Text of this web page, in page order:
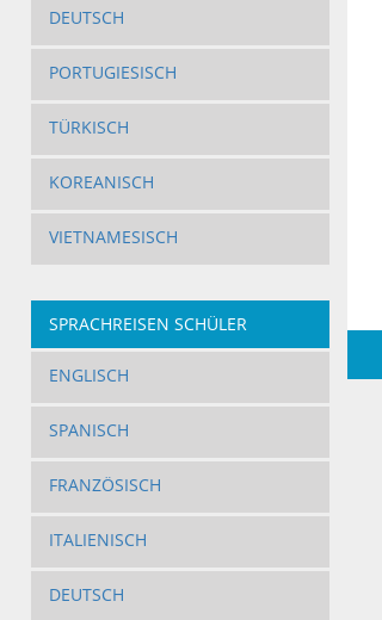
DEUTSCH
PORTUGIESISCH
TÜRKISCH
KOREANISCH
VIETNAMESISCH
SPRACHREISEN SCHÜLER
ENGLISCH
SPANISCH
FRANZÖSISCH
ITALIENISCH
DEUTSCH